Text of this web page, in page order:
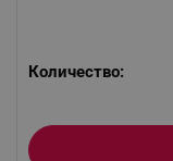
Количество: